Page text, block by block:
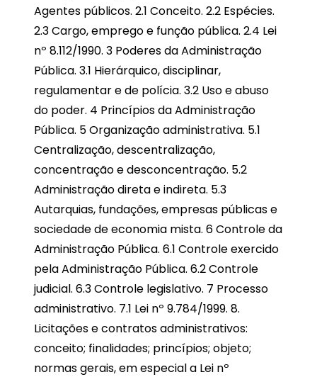
Agentes públicos. 2.1 Conceito. 2.2 Espécies.
2.3 Cargo, emprego e função pública. 2.4 Lei
nº 8.112/1990. 3 Poderes da Administração
Pública. 3.1 Hierárquico, disciplinar,
regulamentar e de polícia. 3.2 Uso e abuso
do poder. 4 Princípios da Administração
Pública. 5 Organização administrativa. 5.1
Centralização, descentralização,
concentração e desconcentração. 5.2
Administração direta e indireta. 5.3
Autarquias, fundações, empresas públicas e
sociedade de economia mista. 6 Controle da
Administração Pública. 6.1 Controle exercido
pela Administração Pública. 6.2 Controle
judicial. 6.3 Controle legislativo. 7 Processo
administrativo. 7.1 Lei nº 9.784/1999. 8.
Licitações e contratos administrativos:
conceito; finalidades; princípios; objeto;
normas gerais, em especial a Lei nº